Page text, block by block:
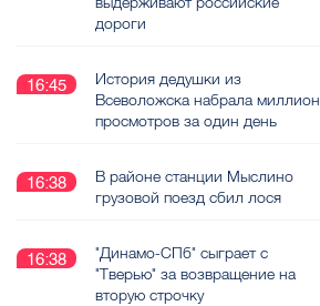
дороги
16:45
История дедушки из
Всеволожска набрала миллион
просмотров за один день
16:38
В районе станции Мыслино
грузовой поезд сбил лося
16:38
"Динамо-СПб" сыграет с
"Тверью" за возвращение на
вторую строчку